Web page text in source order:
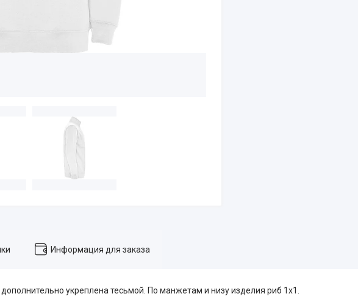
Информация для заказа
укреплена тесьмой. По манжетам и низу изделия риб 1х1.